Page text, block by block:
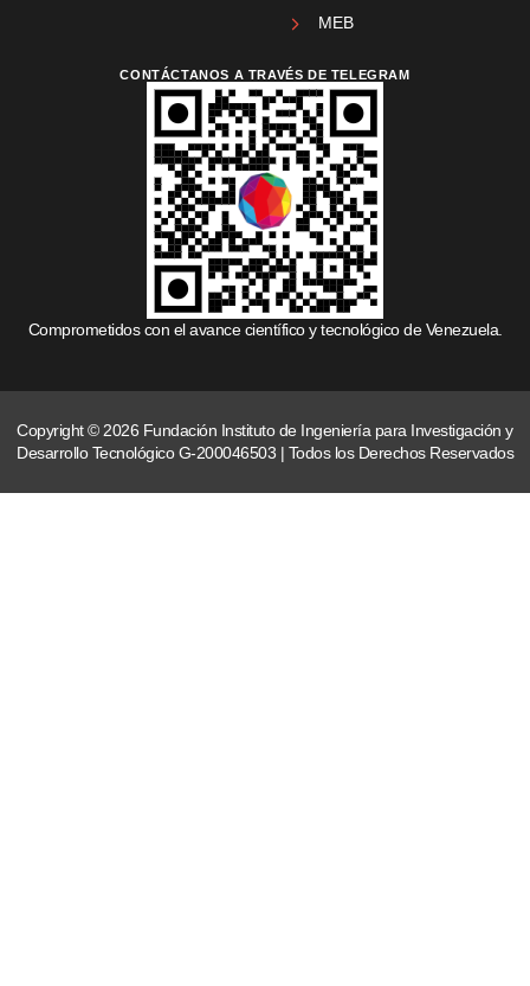
MEB
CONTÁCTANOS A TRAVÉS DE TELEGRAM
Comprometidos con el avance científico y tecnológico de Venezuela.
Copyright © 2026 Fundación Instituto de Ingeniería para Investigación y
Desarrollo Tecnológico G-200046503 | Todos los Derechos Reservados